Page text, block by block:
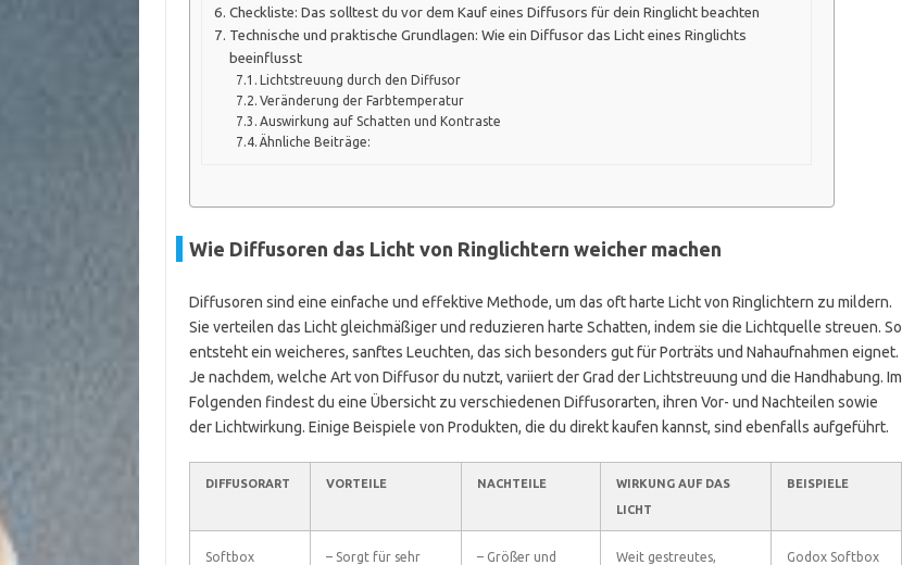
Checkliste: Das solltest du vor dem Kauf eines Diffusors für dein Ringlicht beachten
Technische und praktische Grundlagen: Wie ein Diffusor das Licht eines Ringlichts
beeinflusst
Lichtstreuung durch den Diffusor
Veränderung der Farbtemperatur
Auswirkung auf Schatten und Kontraste
Ähnliche Beiträge:
Wie Diffusoren das Licht von Ringlichtern weicher machen
Diffusoren sind eine einfache und effektive Methode, um das oft harte Licht von Ringlichtern zu mildern.
Sie verteilen das Licht gleichmäßiger und reduzieren harte Schatten, indem sie die Lichtquelle streuen. So
entsteht ein weicheres, sanftes Leuchten, das sich besonders gut für Porträts und Nahaufnahmen eignet.
Je nachdem, welche Art von Diffusor du nutzt, variiert der Grad der Lichtstreuung und die Handhabung. Im
Folgenden findest du eine Übersicht zu verschiedenen Diffusorarten, ihren Vor- und Nachteilen sowie
der Lichtwirkung. Einige Beispiele von Produkten, die du direkt kaufen kannst, sind ebenfalls aufgeführt.
DIFFUSORART VORTEILE NACHTEILE
WIRKUNG AUF DAS
LICHT
BEISPIELE
Softbox
– Sorgt für sehr
– Größer und
Weit gestreutes,
Godox Softbox